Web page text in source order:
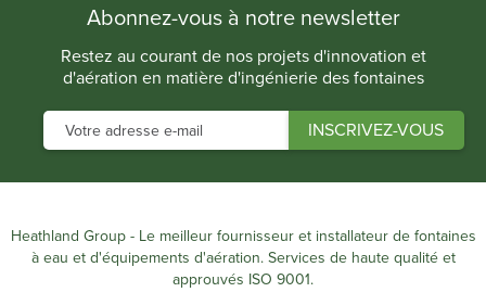
Abonnez-vous à notre newsletter
Restez au courant de nos projets d'innovation et
d'aération en matière d'ingénierie des fontaines
Heathland Group - Le meilleur fournisseur et installateur de fontaines
à eau et d'équipements d'aération. Services de haute qualité et
approuvés ISO 9001.